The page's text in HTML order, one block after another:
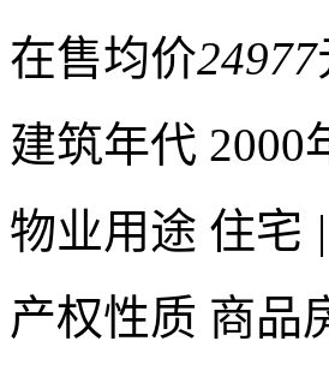
在售均价24977
建筑年代 2000
物业用途 住宅 |
产权性质 商品